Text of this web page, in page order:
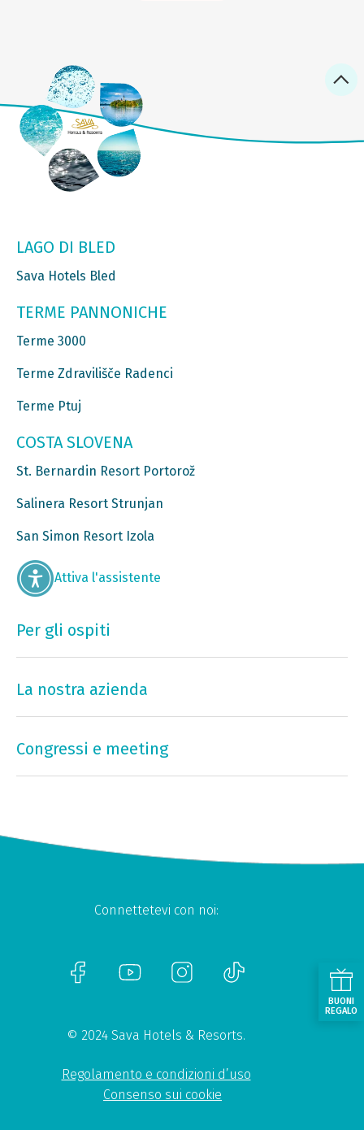
LAGO DI BLED
Sava Hotels Bled
TERME PANNONICHE
Terme 3000
Terme Zdravilišče Radenci
Terme Ptuj
COSTA SLOVENA
St. Bernardin Resort Portorož
Salinera Resort Strunjan
San Simon Resort Izola
Attiva l'assistente
Per gli ospiti
La nostra azienda
Congressi e meeting
Connettetevi con noi:
© 2024 Sava Hotels & Resorts.
Regolamento e condizioni d’uso
Consenso sui cookie
BUONI
REGALO